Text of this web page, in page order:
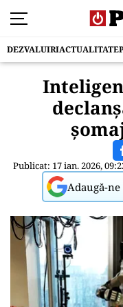
DEZVALUIRIACTUALITATE
Publicat: 17 ian. 2026,
Adaugă-